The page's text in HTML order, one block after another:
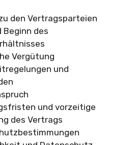
den Vertragsparteien
Beginn des
Vergütung
und
und vorzeitige
des Vertrags